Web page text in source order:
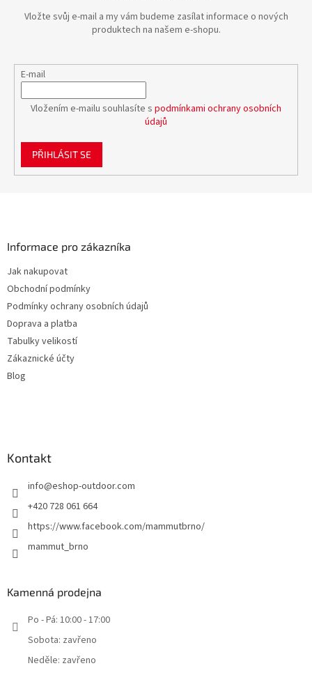
Vložte svůj e-mail a my vám budeme zasílat informace o nových
produktech na našem e-shopu.
E-mail
Vložením e-mailu souhlasíte s podmínkami ochrany osobních
údajů
PŘIHLÁSIT SE
Informace pro zákazníka
Jak nakupovat
Obchodní podmínky
Podmínky ochrany osobních údajů
Doprava a platba
Tabulky velikostí
Zákaznické účty
Blog
Kontakt
info@eshop-outdoor.com
+420 728 061 664
https://www.facebook.com/mammutbrno/
mammut_brno
Kamenná prodejna
Po - Pá: 10:00 - 17:00
Sobota: zavřeno
Neděle: zavřeno